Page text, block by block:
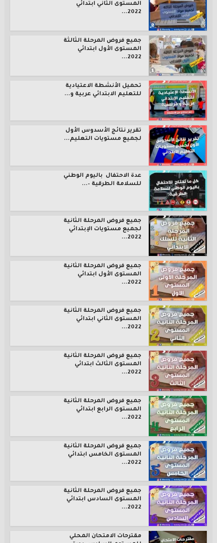
المستوى الثاني ابتدائي
2022...
جميع فروض المرحلة الثالثة
المستوى الأول ابتدائي
2022...
تحميل الأنشطة الاعتيادية
للتعليم الابتدائي عربية و...
تقرير نتائج الأسدوس الأول
لجميع مستويات التعليم...
عدة الاحتفال باليوم الوطني
للسلامة الطرقية –...
جميع فروض المرحلة الثانية
لجميع مستويات الإبتدائي
2022...
جميع فروض المرحلة الثانية
المستوى الأول ابتدائي
2022...
جميع فروض المرحلة الثانية
المستوى الثاني ابتدائي
2022...
جميع فروض المرحلة الثانية
المستوى الثالث ابتدائي
2022...
جميع فروض المرحلة الثانية
المستوى الرابع ابتدائي
2022...
جميع فروض المرحلة الثانية
المستوى الخامس ابتدائي
2022...
جميع فروض المرحلة الثانية
المستوى السادس ابتدائي
2022...
مقترحات الامتحان المحلي